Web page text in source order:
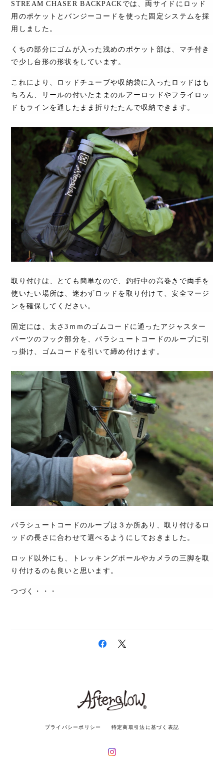
STREAM CHASER BACKPACK では、両サイドにロッド
用のポケットとバンジーコードを使った固定システムを採
用しました。
くちの部分にゴムが入った浅めのポケット部は、マチ付き
で少し台形の形状をしています。
これにより、ロッドチューブや収納袋に入ったロッドはも
ちろん、リールの付いたままのルアーロッドやフライロッ
ドもラインを通したまま折りたたんで収納できます。
取り付けは、とても簡単なので、釣行中の高巻きで両手を
使いたい場所は、迷わずロッドを取り付けて、安全マージ
ンを確保してください。
固定には、太さ3 ｍｍのゴムコードに通ったアジャスター
パーツのフック部分を、パラシュートコードのループに引
っ掛け、ゴムコードを引いて締め付けます。
パラシュートコードのループは３か所あり、取り付けるロ
ッドの長さに合わせて選べるようにしておきました。
ロッド以外にも、トレッキングポールやカメラの三脚を取
り付けるのも良いと思います。
つづく・・・
プライバシーポリシー 特定商取引法に基づく表記